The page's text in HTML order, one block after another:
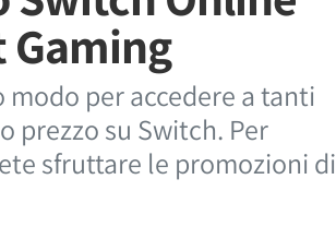
Gaming
per accedere a tanti
prezzo su Switch. Per
sfruttare le promozioni di